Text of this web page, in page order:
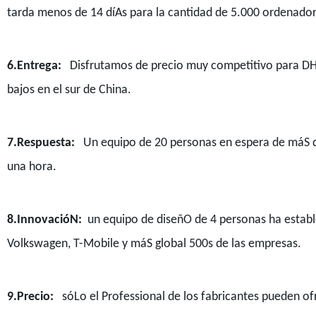
tarda menos de 14 díAs para la cantidad de 5.000
6.Entrega:
Disfrutamos de precio muy competitivo para
bajos en el sur de China.
7.Respuesta:
Un equipo de 20 personas en espera de
una hora.
8.InnovacióN: un equipo de diseñO de 4 personas ha
Volkswagen, T-Mobile y máS global 500s de las empresas.
9.Precio: sóLo el Professional de los fabricantes pueden